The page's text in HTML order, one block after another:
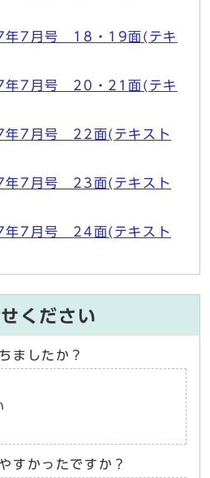
年7月号 18・19面(テキ
年7月号 20・21面(テキ
年7月号 22面(テキスト
年7月号 23面(テキスト
年7月号 24面(テキスト
ください
ましたか？
すかったですか？